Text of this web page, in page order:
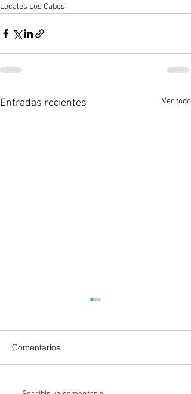
Locales Los Cabos
Entradas recientes Ver todo
Comentarios